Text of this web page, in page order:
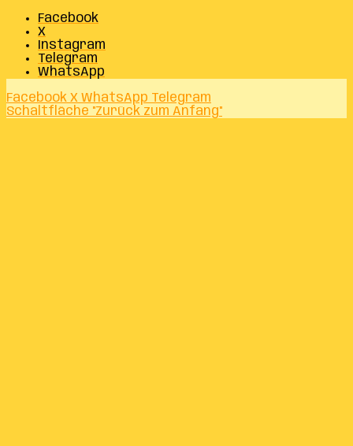
Facebook
X
Instagram
Telegram
WhatsApp
Facebook X WhatsApp Telegram
Schaltfläche "Zurück zum Anfang"